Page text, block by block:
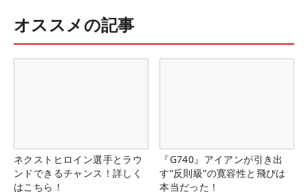
オススメの記事
ネクストヒロイン選手とラウ
ンドできるチャンス！詳しく
はこちら！
『G740』アイアンが引き出
す“反則級”の寛容性と飛びは
本当だった！